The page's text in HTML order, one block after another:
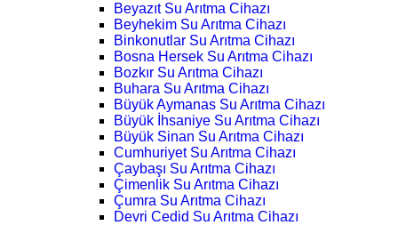
Beyazıt Su Arıtma Cihazı
Beyhekim Su Arıtma Cihazı
Binkonutlar Su Arıtma Cihazı
Bosna Hersek Su Arıtma Cihazı
Bozkır Su Arıtma Cihazı
Buhara Su Arıtma Cihazı
Büyük Aymanas Su Arıtma Cihazı
Büyük İhsaniye Su Arıtma Cihazı
Büyük Sinan Su Arıtma Cihazı
Cumhuriyet Su Arıtma Cihazı
Çaybaşı Su Arıtma Cihazı
Çimenlik Su Arıtma Cihazı
Çumra Su Arıtma Cihazı
Devri Cedid Su Arıtma Cihazı